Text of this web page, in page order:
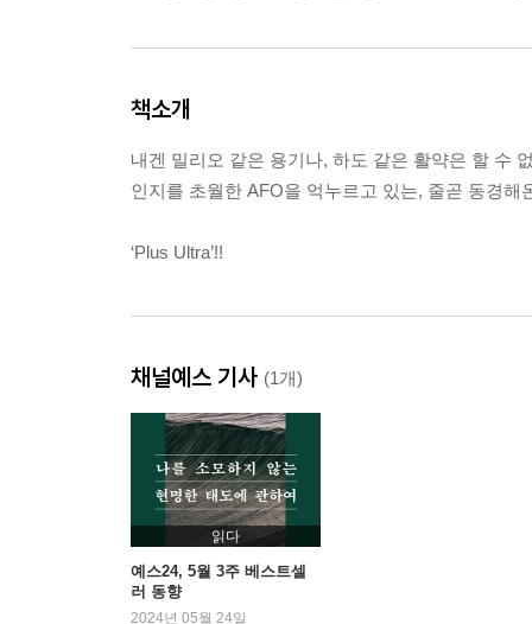
책소개
내겐 밀리오 같은 용기나, 하도 같은 활약은 할 수
인지를 초월한 AFO을 억누르고 있는, 줄곧 동경
‘Plus Ultra’!!
채널예스 기사 (1개)
읽다
예스24, 5월 3주 베스트셀
러 동향
2024년 05월 24일